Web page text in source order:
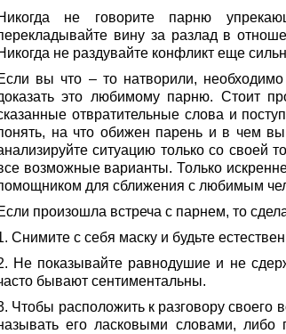
не говорите парню
вину за разлад в
не раздувайте конфликт еще
вы что – то натворили,
это любимому парню. Стоит
отвратительные слова и
на что обижен парень и в чем
ситуацию только со своей
возможные варианты. Только
для сближения с любимым
произошла встреча с парнем, то
Снимите с себя маску и будьте
Не показывайте равнодушие и не
бывают сентиментальны.
Чтобы расположить к разговору своего
его ласковыми словами,